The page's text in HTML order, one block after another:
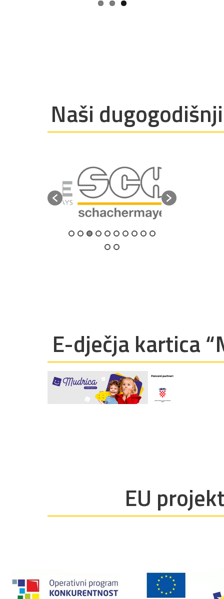
Naši
E-dječja kartica
EU